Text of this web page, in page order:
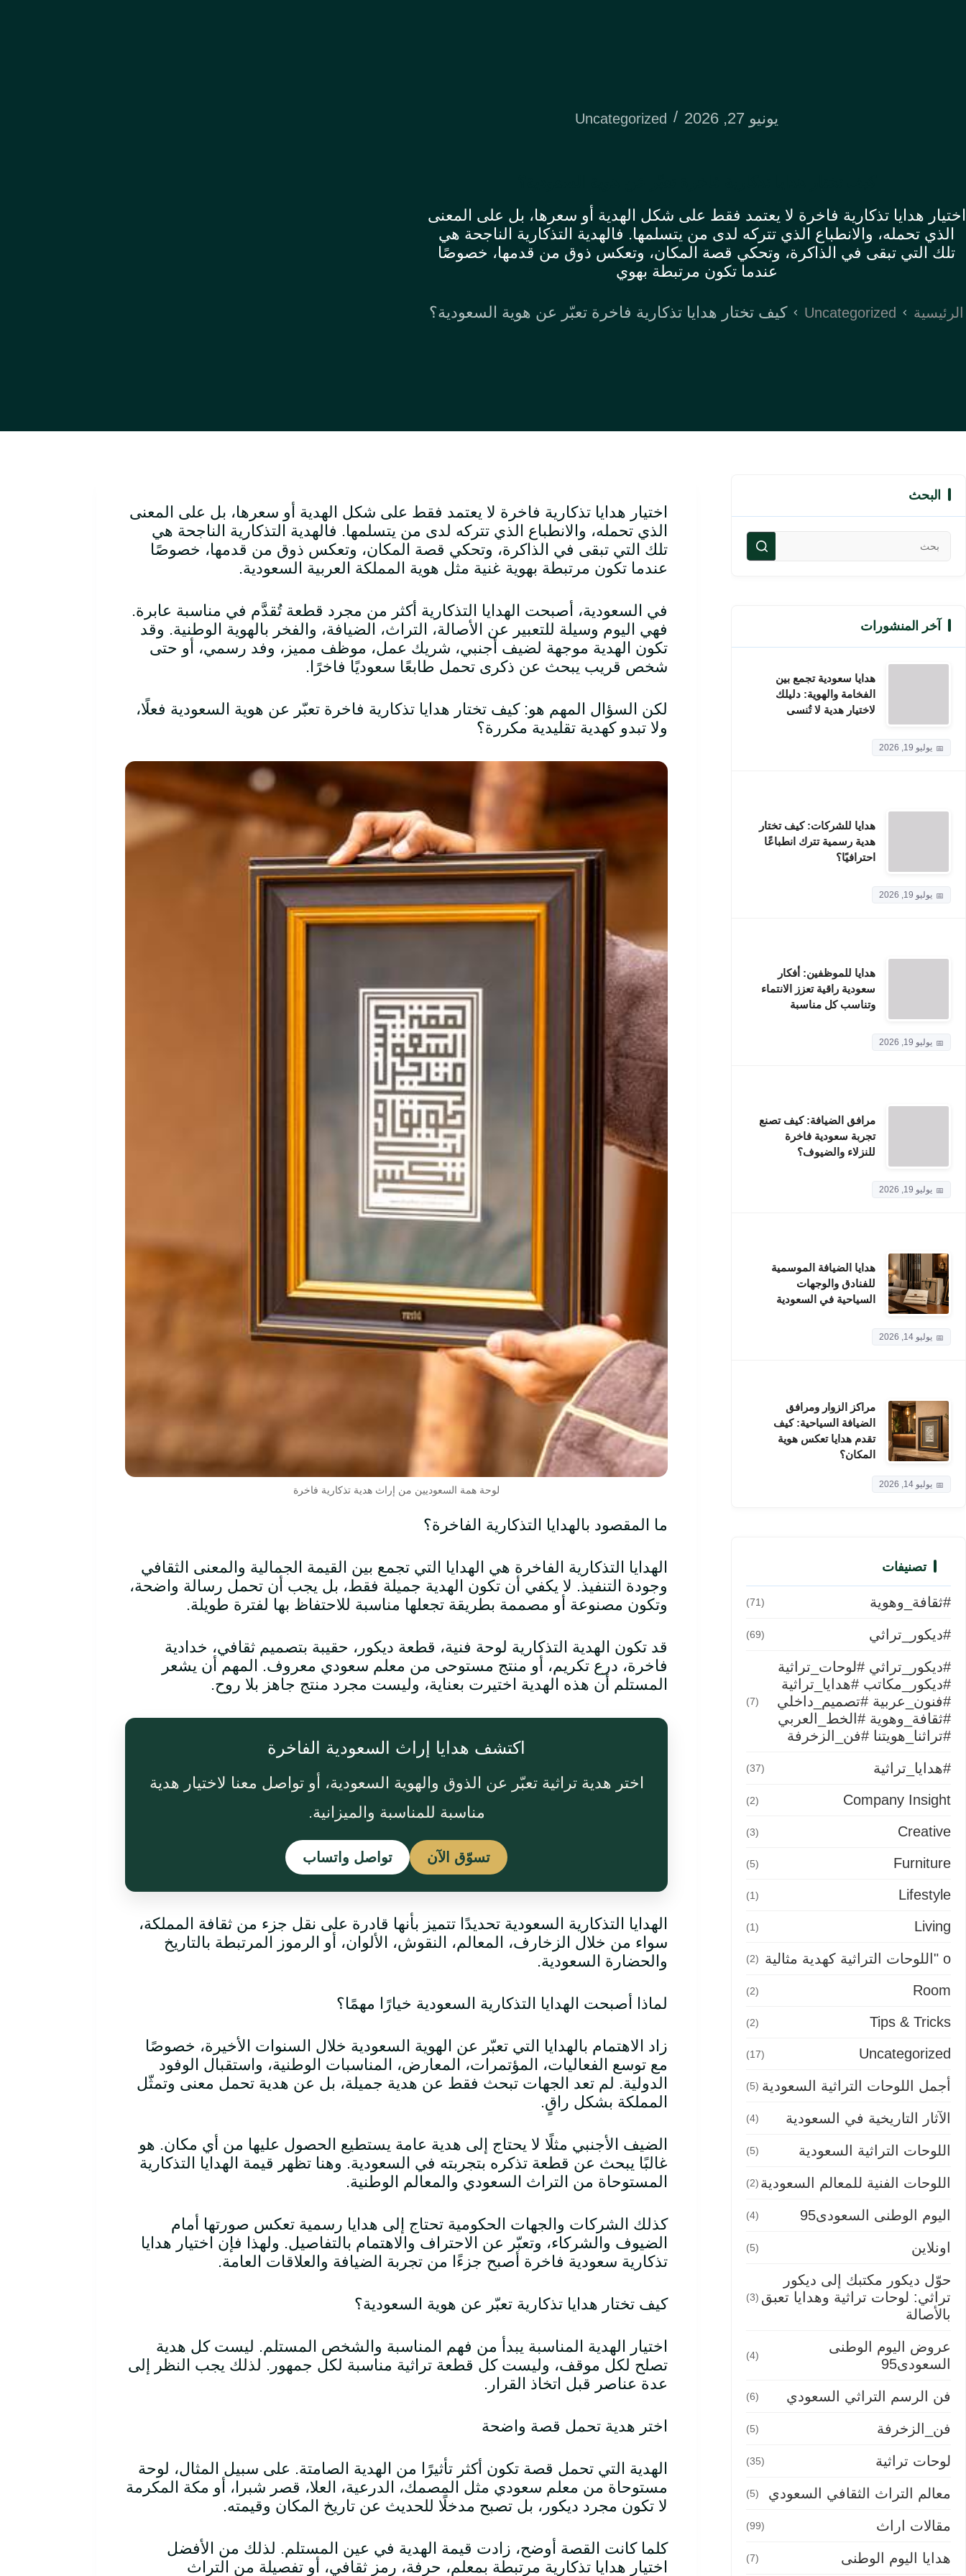
يونيو 27, 2026 Uncategorized
اختيار هدايا تذكارية فاخرة لا يعتمد فقط على شكل الهدية أو سعرها، بل على المعنى
الذي تحمله، والانطباع الذي تتركه لدى من يتسلمها. فالهدية التذكارية الناجحة هي
تلك التي تبقى في الذاكرة، وتحكي قصة المكان، وتعكس ذوق من قدمها، خصوصًا
عندما تكون مرتبطة بهوي
الرئيسية Uncategorized كيف تختار هدايا تذكارية فاخرة تعبّر عن هوية السعودية؟
اختيار هدايا تذكارية فاخرة لا يعتمد فقط على شكل الهدية أو سعرها، بل على المعنى
الذي تحمله، والانطباع الذي تتركه لدى من يتسلمها. فالهدية التذكارية الناجحة هي
تلك التي تبقى في الذاكرة، وتحكي قصة المكان، وتعكس ذوق من قدمها، خصوصًا
عندما تكون مرتبطة بهوية غنية مثل هوية المملكة العربية السعودية.
في السعودية، أصبحت الهدايا التذكارية أكثر من مجرد قطعة تُقدَّم في مناسبة عابرة.
فهي اليوم وسيلة للتعبير عن الأصالة، التراث، الضيافة، والفخر بالهوية الوطنية. وقد
تكون الهدية موجهة لضيف أجنبي، شريك عمل، موظف مميز، وفد رسمي، أو حتى
شخص قريب يبحث عن ذكرى تحمل طابعًا سعوديًا فاخرًا.
لكن السؤال المهم هو: كيف تختار هدايا تذكارية فاخرة تعبّر عن هوية السعودية فعلًا،
ولا تبدو كهدية تقليدية مكررة؟
لوحة همة السعوديين من إراث هدية تذكارية فاخرة
ما المقصود بالهدايا التذكارية الفاخرة؟
الهدايا التذكارية الفاخرة هي الهدايا التي تجمع بين القيمة الجمالية والمعنى الثقافي
وجودة التنفيذ. لا يكفي أن تكون الهدية جميلة فقط، بل يجب أن تحمل رسالة واضحة،
وتكون مصنوعة أو مصممة بطريقة تجعلها مناسبة للاحتفاظ بها لفترة طويلة.
قد تكون الهدية التذكارية لوحة فنية، قطعة ديكور، حقيبة بتصميم ثقافي، خدادية
فاخرة، درع تكريم، أو منتج مستوحى من معلم سعودي معروف. المهم أن يشعر
المستلم أن هذه الهدية اختيرت بعناية، وليست مجرد منتج جاهز بلا روح.
اكتشف هدايا إراث السعودية الفاخرة
اختر هدية تراثية تعبّر عن الذوق والهوية السعودية، أو تواصل معنا لاختيار هدية
مناسبة للمناسبة والميزانية.
تسوّق الآن تواصل واتساب
الهدايا التذكارية السعودية تحديدًا تتميز بأنها قادرة على نقل جزء من ثقافة المملكة،
سواء من خلال الزخارف، المعالم، النقوش، الألوان، أو الرموز المرتبطة بالتاريخ
والحضارة السعودية.
لماذا أصبحت الهدايا التذكارية السعودية خيارًا مهمًا؟
زاد الاهتمام بالهدايا التي تعبّر عن الهوية السعودية خلال السنوات الأخيرة، خصوصًا
مع توسع الفعاليات، المؤتمرات، المعارض، المناسبات الوطنية، واستقبال الوفود
الدولية. لم تعد الجهات تبحث فقط عن هدية جميلة، بل عن هدية تحمل معنى وتمثّل
المملكة بشكل راقٍ.
الضيف الأجنبي مثلًا لا يحتاج إلى هدية عامة يستطيع الحصول عليها من أي مكان. هو
غالبًا يبحث عن قطعة تذكره بتجربته في السعودية. وهنا تظهر قيمة الهدايا التذكارية
المستوحاة من التراث السعودي والمعالم الوطنية.
كذلك الشركات والجهات الحكومية تحتاج إلى هدايا رسمية تعكس صورتها أمام
الضيوف والشركاء، وتعبّر عن الاحتراف والاهتمام بالتفاصيل. ولهذا فإن اختيار هدايا
تذكارية سعودية فاخرة أصبح جزءًا من تجربة الضيافة والعلاقات العامة.
كيف تختار هدايا تذكارية تعبّر عن هوية السعودية؟
اختيار الهدية المناسبة يبدأ من فهم المناسبة والشخص المستلم. ليست كل هدية
تصلح لكل موقف، وليست كل قطعة تراثية مناسبة لكل جمهور. لذلك يجب النظر إلى
عدة عناصر قبل اتخاذ القرار.
اختر هدية تحمل قصة واضحة
الهدية التي تحمل قصة تكون أكثر تأثيرًا من الهدية الصامتة. على سبيل المثال، لوحة
مستوحاة من معلم سعودي مثل المصمك، الدرعية، العلا، قصر شبرا، أو مكة المكرمة
لا تكون مجرد ديكور، بل تصبح مدخلًا للحديث عن تاريخ المكان وقيمته.
كلما كانت القصة أوضح، زادت قيمة الهدية في عين المستلم. لذلك من الأفضل
اختيار هدايا تذكارية مرتبطة بمعلم، حرفة، رمز ثقافي، أو تفصيلة من التراث
البحث
آخر المنشورات
هدايا سعودية تجمع بين
الفخامة والهوية: دليلك
لاختيار هدية لا تُنسى
يوليو 19, 2026
هدايا للشركات: كيف تختار
هدية رسمية تترك انطباعًا
احترافيًا؟
يوليو 19, 2026
هدايا للموظفين: أفكار
سعودية راقية تعزز الانتماء
وتناسب كل مناسبة
يوليو 19, 2026
مرافق الضيافة: كيف تصنع
تجربة سعودية فاخرة
للنزلاء والضيوف؟
يوليو 19, 2026
هدايا الضيافة الموسمية
للفنادق والوجهات
السياحية في السعودية
يوليو 14, 2026
مراكز الزوار ومرافق
الضيافة السياحية: كيف
تقدم هدايا تعكس هوية
المكان؟
يوليو 14, 2026
تصنيفات
#ثقافة_وهوية (71)
#ديكور_تراثي (69)
#ديكور_تراثي #لوحات_تراثية
#ديكور_مكاتب #هدايا_تراثية
#فنون_عربية #تصميم_داخلي
#ثقافة_وهوية #الخط_العربي
#تراثنا_هويتنا #فن_الزخرفة
(7)
#هدايا_تراثية (37)
Company Insight
(2)
Creative
(3)
Furniture
(5)
Lifestyle
(1)
Living
(1)
o "اللوحات التراثية كهدية مثالية (2)
Room
(2)
Tips & Tricks
(2)
Uncategorized
(17)
أجمل اللوحات التراثية السعودية (5)
الآثار التاريخية في السعودية (4)
اللوحات التراثية السعودية (5)
اللوحات الفنية للمعالم السعودية (2)
اليوم الوطنى السعودى95 (4)
اونلاين (5)
حوّل ديكور مكتبك إلى ديكور
تراثي: لوحات تراثية وهدايا تعبق
بالأصالة
(3)
عروض اليوم الوطنى
السعودى95
(4)
فن الرسم التراثي السعودي (6)
فن_الزخرفة (5)
لوحات تراثية (35)
معالم التراث الثقافي السعودي (5)
مقالات اراث (99)
هدايا اليوم الوطنى (7)